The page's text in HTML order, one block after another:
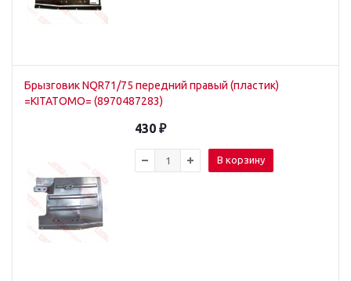
Брызговик NQR71/75 передний правый (пластик)
=KITATOMO= (8970487283)
430 ₽
В корзину